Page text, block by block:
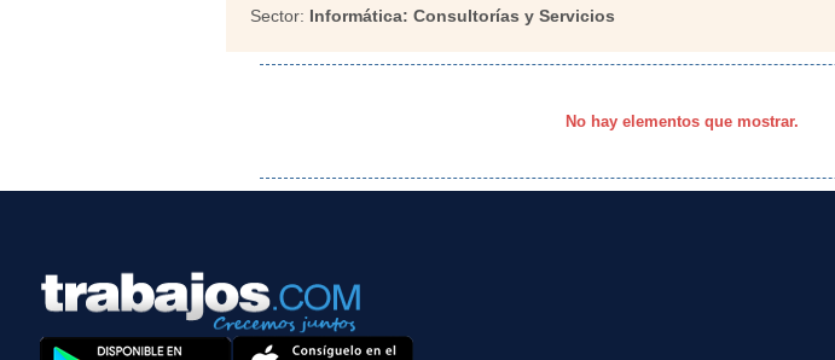
Sector: Informática: Consultorías y Servicios
No hay elementos que mostrar.